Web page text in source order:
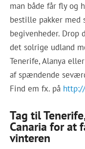
man både får fly og
bestille pakker med
begivenheder. Drop
det solrige udland
Tenerife, Alanya
af spændende
Find em fx. på
Tag til
Canaria for at
vinteren